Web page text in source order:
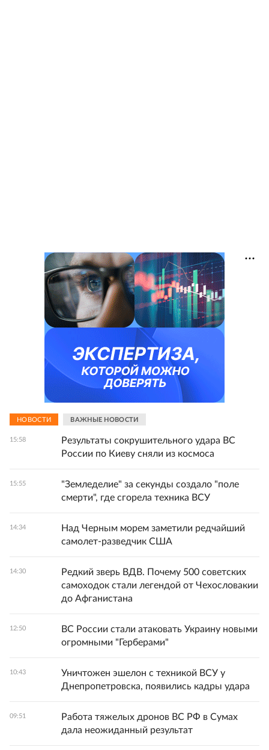
НОВОСТИ ВАЖНЫЕ НОВОСТИ
15:58
Результаты сокрушительного удара ВС
России по Киеву сняли из космоса
15:55
"Земледелие" за секунды создало "поле
смерти", где сгорела техника ВСУ
14:34
Над Черным морем заметили редчайший
самолет-разведчик США
14:30
Редкий зверь ВДВ. Почему 500 советских
самоходок стали легендой от Чехословакии
до Афганистана
12:50
ВС России стали атаковать Украину новыми
огромными "Герберами"
10:43
Уничтожен эшелон с техникой ВСУ у
Днепропетровска, появились кадры удара
09:51
Работа тяжелых дронов ВС РФ в Сумах
дала неожиданный результат